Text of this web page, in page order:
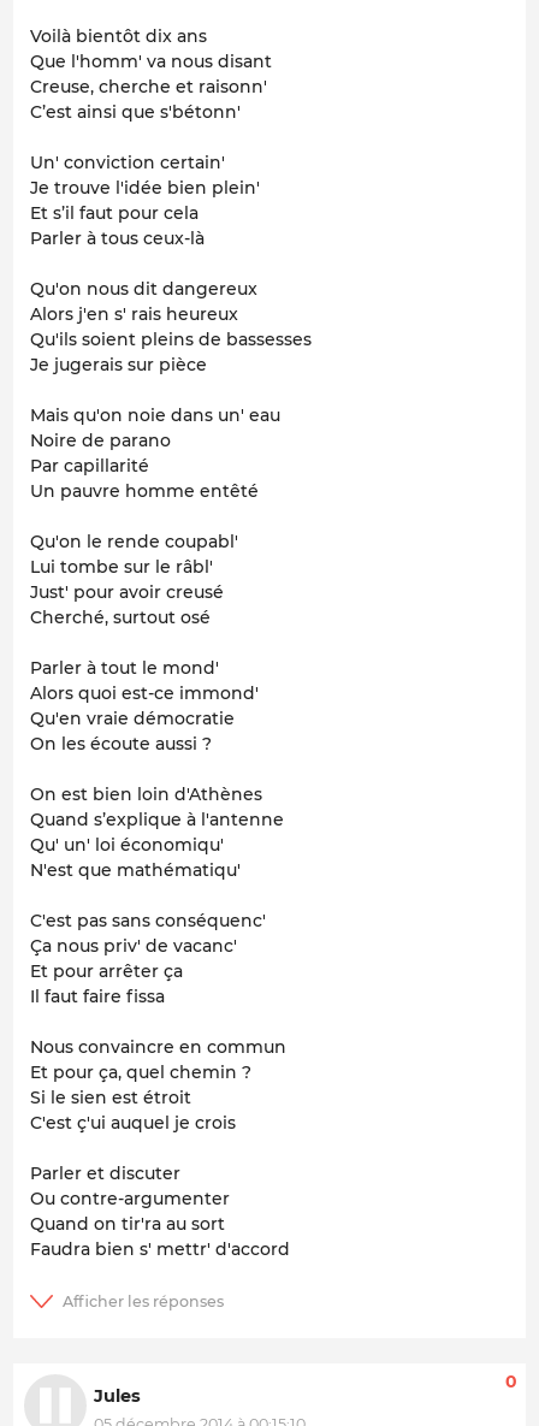
Voilà bientôt dix ans
Que l'homm' va nous disant
Creuse, cherche et raisonn'
C’est ainsi que s'bétonn'
Un' conviction certain'
Je trouve l'idée bien plein'
Et s’il faut pour cela
Parler à tous ceux-là
Qu'on nous dit dangereux
Alors j'en s' rais heureux
Qu'ils soient pleins de bassesses
Je jugerais sur pièce
Mais qu'on noie dans un' eau
Noire de parano
Par capillarité
Un pauvre homme entêté
Qu'on le rende coupabl'
Lui tombe sur le râbl'
Just' pour avoir creusé
Cherché, surtout osé
Parler à tout le mond'
Alors quoi est-ce immond'
Qu'en vraie démocratie
On les écoute aussi ?
On est bien loin d'Athènes
Quand s’explique à l'antenne
Qu' un' loi économiqu'
N'est que mathématiqu'
C'est pas sans conséquenc'
Ça nous priv' de vacanc'
Et pour arrêter ça
Il faut faire fissa
Nous convaincre en commun
Et pour ça, quel chemin ?
Si le sien est étroit
C'est ç'ui auquel je crois
Parler et discuter
Ou contre-argumenter
Quand on tir'ra au sort
Faudra bien s' mettr' d'accord
Jules
0